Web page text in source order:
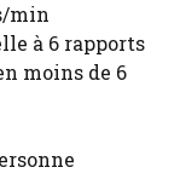
min
à 6 rapports
moins de 6